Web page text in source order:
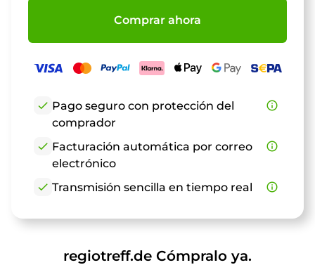
Comprar ahora
check Pago seguro con protección del
comprador
info_outline
check Facturación automática por correo
electrónico
info_outline
check Transmisión sencilla en tiempo real info_outline
regiotreff.de Cómpralo ya.